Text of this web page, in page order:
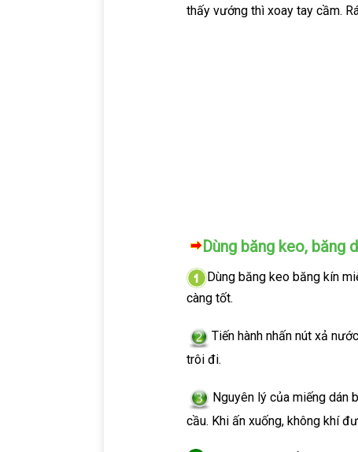
thấy vướng thì xoay tay cầm.
Dùng băng keo, băng
Dùng băng keo băng kín
càng tốt.
Tiến hành nhấn nút xả
trôi đi.
Nguyên lý của miếng dán
cầu. Khi ấn xuống, không khí